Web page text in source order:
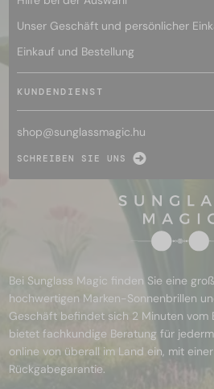
Unser Geschäft und persönlicher
Einkauf und Bestellung
KUNDENDIENST
shop@sunglassmagic.hu
SCHREIBEN SIE UNS
Bei Sunglass Magic finden Sie eine
hochwertigen Marken-Sonnenbrillen
Geschäft befindet sich 2 Minuten vom
bietet fachkundige Beratung für
online von überall im Land ein, mit
Rückgabegarantie.